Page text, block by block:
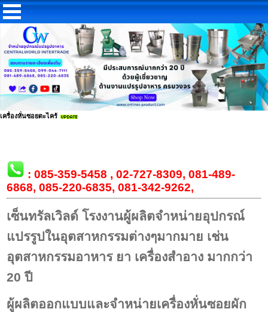
เครื่องหั่นซอยตะไคร้
:085-359-5458 ,02-727-8309,081-489-
6868, 085-220-6835,081-342-9262,
เซ็นทรัลเวิลด์ โรงงานผู้ผลิตจำหน่ายอุปกรณ์
แปรรูปในอุตสาหกรรมต่างๆมากมาย เช่น
อุตสาหกรรมอาหาร ยา เครื่องสำอาง มากกว่า
20 ปี
ผู้ผลิตออกแบบและจำหน่ายเครื่องหั่นซอยผัก